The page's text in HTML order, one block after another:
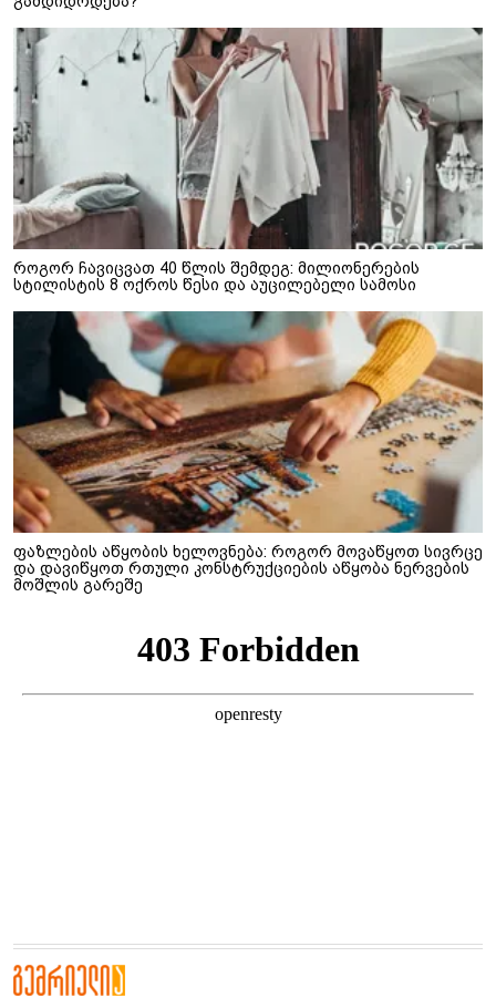
როგორ ჩავიცვათ 40 წლის შემდეგ: მილიონერების
სტილისტის 8 ოქროს წესი და აუცილებელი სამოსი
ფაზლების აწყობის ხელოვნება: როგორ მოვაწყოთ სივრცე
და დავიწყოთ რთული კონსტრუქციების აწყობა ნერვების
მოშლის გარეშე